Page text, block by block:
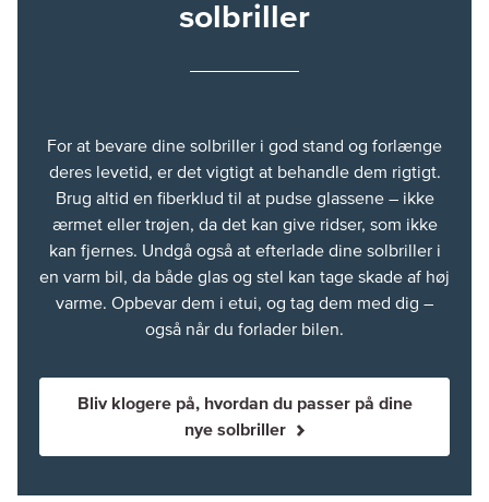
solbriller
For at bevare dine solbriller i god stand og forlænge
deres levetid, er det vigtigt at behandle dem rigtigt.
Brug altid en fiberklud til at pudse glassene – ikke
ærmet eller trøjen, da det kan give ridser, som ikke
kan fjernes. Undgå også at efterlade dine solbriller i
en varm bil, da både glas og stel kan tage skade af høj
varme. Opbevar dem i etui, og tag dem med dig –
også når du forlader bilen.
Bliv klogere på, hvordan du passer på dine
nye solbriller